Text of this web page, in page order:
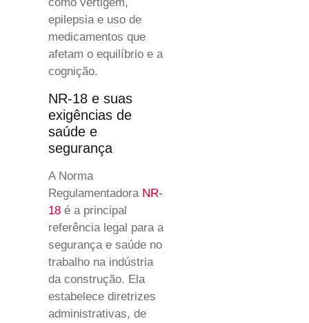
epilepsia e uso de
medicamentos que
afetam o equilíbrio e a
cognição.
NR-18 e suas
exigências de
saúde e
segurança
A Norma
Regulamentadora NR-
18 é a principal
referência legal para a
segurança e saúde no
trabalho na indústria
da construção. Ela
estabelece diretrizes
administrativas, de